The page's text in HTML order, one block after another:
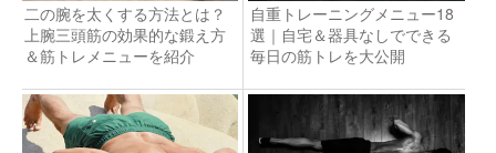
二の腕を太くする方法とは？
上腕三頭筋の効果的な鍛え方
＆筋トレメニューを紹介
自重トレーニングメニュー18
選｜自宅＆器具なしでできる
毎日の筋トレを大公開